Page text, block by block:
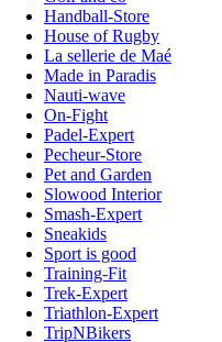
Handball-Store
House of Rugby
La sellerie de Maé
Made in Paradis
Nauti-wave
On-Fight
Padel-Expert
Pecheur-Store
Pet and Garden
Slowood Interior
Smash-Expert
Sneakids
Sport is good
Training-Fit
Trek-Expert
Triathlon-Expert
TripNBikers